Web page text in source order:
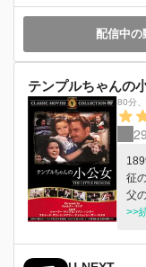
配信中の
テンプルちゃんの
80分
征
父
日
者
>>